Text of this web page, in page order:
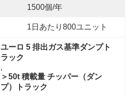
1500個/年
1日あたり800ユニット
ユーロ 5 排出ガス基準ダンプト
ラック
,
＞50t 積載量 チッパー（ダン
プ）トラック